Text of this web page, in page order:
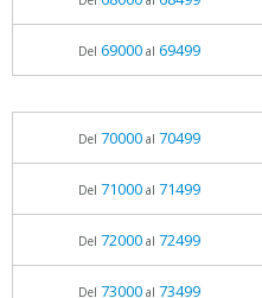
Del 69000al 69499
Del 70000al 70499
Del 71000al 71499
Del 72000al 72499
Del 73000al 73499